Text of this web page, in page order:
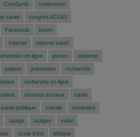
ComSanté conférence
santé congrès ACFAS
Facebook forum
Internet internet santé
en ligne jeunes médecin
patient prévention recherche
recherche en ligne
réseaux sociaux santé
santé publique suicide séminaire
usage usages vidéo
école d'été éthique